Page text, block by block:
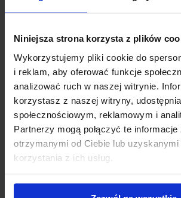
Niniejsza strona korzysta z plików
Wykorzystujemy pliki cookie do
i reklam, aby oferować funkcje
analizować ruch w naszej witrynie.
korzystasz z naszej witryny,
społecznościowym, reklamowym i
Partnerzy mogą połączyć te
otrzymanymi od Ciebie lub uzyskanymi
korzystania z ich usług.
Bagażnik dachowy Firrak T105
montażowym
Bagażnik dachowy Firrak to solidny
bagażnik ze stalową ocynkowaną belką o
379.00 zł